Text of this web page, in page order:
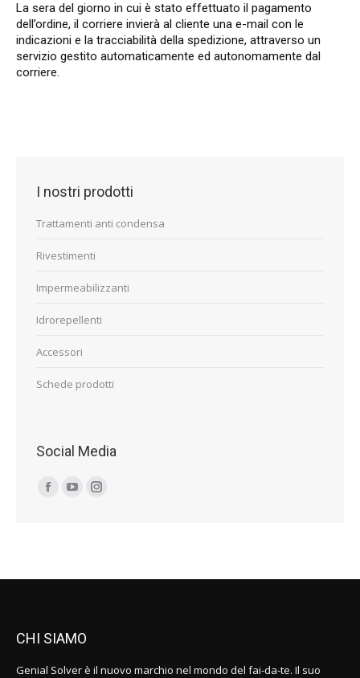
La sera del giorno in cui è stato effettuato il pagamento
dell’ordine, il corriere invierà al cliente una e-mail con le
indicazioni e la tracciabilità della spedizione, attraverso un
servizio gestito automaticamente ed autonomamente dal
corriere.
I nostri prodotti
Trattamenti anti condensa
Rivestimenti
Impermeabilizzanti
Idrorepellenti
Accessori
Schede prodotti
Social Media
Find us on:
Facebook
new
YouTube
new
Instagram
new
CHI SIAMO
Genial Solver è il nuovo marchio nel mondo del fai-da-te. Il suo